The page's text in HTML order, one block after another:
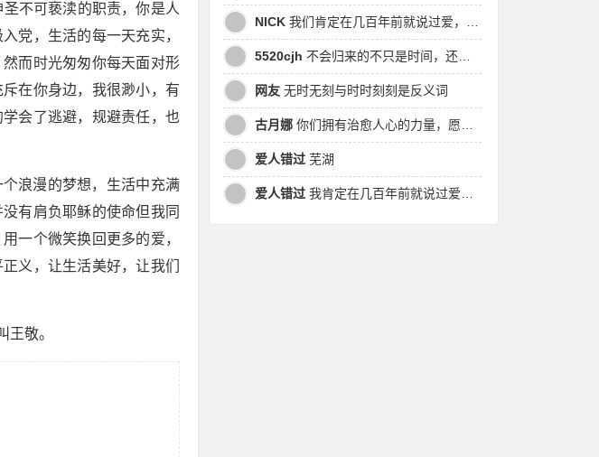
不可亵渎的职责，你是人
党，生活的每一天充实，
而时光匆匆你每天面对形
在你身边，我很渺小，有
会了逃避，规避责任，也
浪漫的梦想，生活中充满
有肩负耶稣的使命但我同
一个微笑换回更多的爱，
义，让生活美好，让我们
敬。
NICK 我们肯定在几百年前就说过爱，今生却错过。此生无悔，与你爱过。茕茕孑立，且看我对酒当歌，与影对酌。
5520cjh 不会归来的不只是时间，还有曾经的我
网友 无时无刻与时时刻刻是反义词
古月娜 你们拥有治愈人心的力量，愿也将丑陋的人性一起泯灭吧！
爱人错过 芜湖
爱人错过 我肯定在几百年前就说过爱你，只是你忘了，我也记不起。我肯定在几百年前就说过爱你，只是你忘了，我也记不起。 走过路过没遇过，回头转头还是错。你我不曾感受过，相撞在街口，相撞在街口。